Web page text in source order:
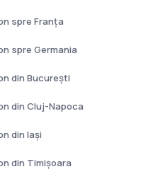
spre Franţa
spre Germania
din București
din Cluj-Napoca
din Iași
din Timișoara